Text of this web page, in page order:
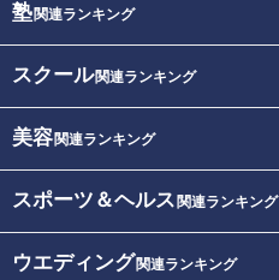
塾関連ランキング
スクール関連ランキング
美容関連ランキング
スポーツ＆ヘルス 関連ランキング
ウエディング関連ランキング